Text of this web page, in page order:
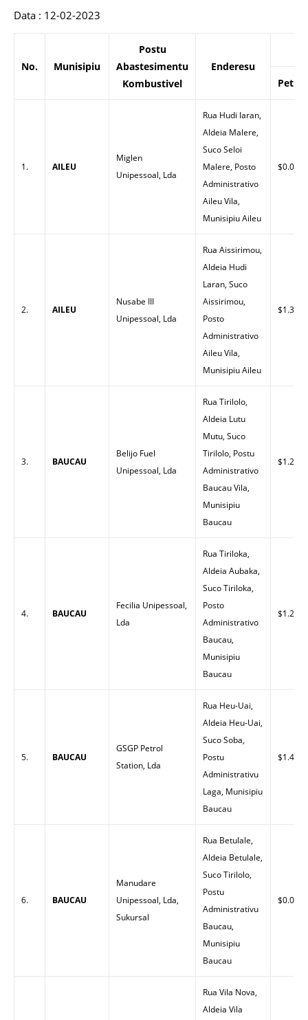
Data : 12-02-2023
No. Munisipiu
Postu
Abastesimentu
Kombustivel
Enderesu
Petrol
1. AILEU
Miglen
Unipessoal, Lda
Rua Hudi laran,
Aldeia Malere,
Suco Seloi
Malere, Posto
Administrativo
Aileu Vila,
Munisipiu Aileu
$0.00
2. AILEU
Nusabe III
Unipessoal, Lda
Rua Aissirimou,
Aldeia Hudi
Laran, Suco
Aissirimou,
Posto
Administrativo
Aileu Vila,
Munisipiu Aileu
$1.30
3. BAUCAU
Belijo Fuel
Unipessoal, Lda
Rua Tirilolo,
Aldeia Lutu
Mutu, Suco
Tirilolo, Postu
Administrativo
Baucau Vila,
Munisipiu
Baucau
$1.26
4. BAUCAU
Fecilia Unipessoal,
Lda
Rua Tiriloka,
Aldeia Aubaka,
Suco Tiriloka,
Posto
Administrativo
Baucau,
Munisipiu
Baucau
$1.20
5. BAUCAU
GSGP Petrol
Station, Lda
Rua Heu-Uai,
Aldeia Heu-Uai,
Suco Soba,
Postu
Administrativu
Laga, Munisipiu
Baucau
$1.43
6. BAUCAU
Manudare
Unipessoal, Lda,
Sukursal
Rua Betulale,
Aldeia Betulale,
Suco Tirilolo,
Postu
Administrativu
Baucau,
Munisipiu
Baucau
$0.00
Rua Vila Nova,
Aldeia Vila